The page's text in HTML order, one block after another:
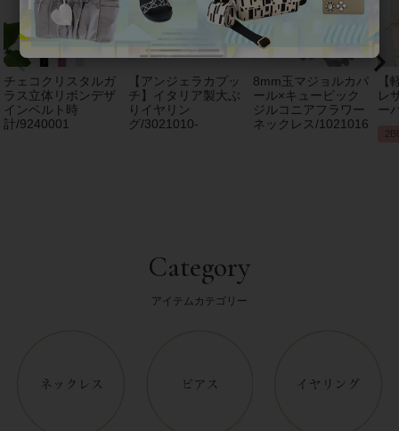
チェコクリスタルガ
ラス立体リボンデザ
インベルト時
計/9240001
【アンジェラカプッ
チ】イタリア製大ぶ
りイヤリン
グ/3021010-
8mm玉マジョルカパ
ール×キュービック
ジルコニアフラワー
ネックレス/1021016
【
レ
ー
Category
アイテムカテゴリー